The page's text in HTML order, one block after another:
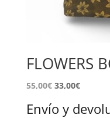
FLOWERS
El
original
55,00€El
actual
33,00€
Envío y